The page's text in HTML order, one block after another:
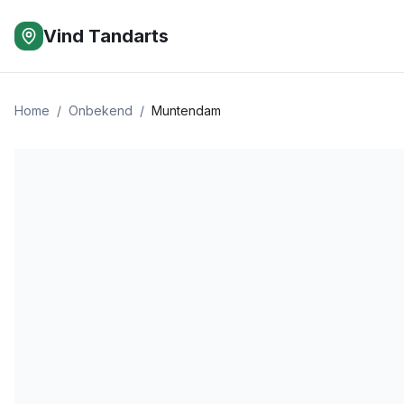
Vind Tandarts
Home / Onbekend / Muntendam